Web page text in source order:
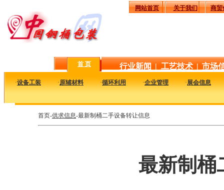
网站首页 关于我们 商贸
首 页 行业新闻 | 工艺技术 | 市场
·设备工装 ·原辅材料 ·循环利用 ·企业管理 ·展会信息
首页-供求信息-最新制桶二手设备转让信息
最新制桶